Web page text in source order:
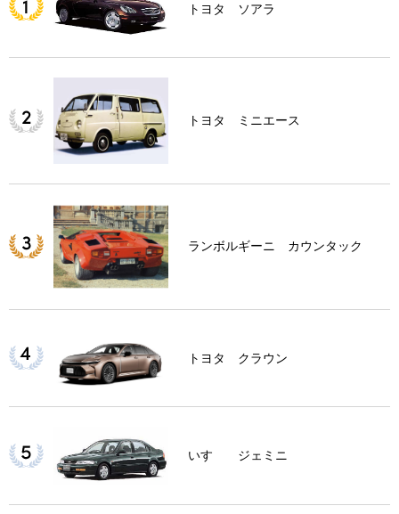
トヨタ ソアラ
トヨタ ミニエース
ランボルギーニ カウンタック
トヨタ クラウン
いすゞ ジェミニ